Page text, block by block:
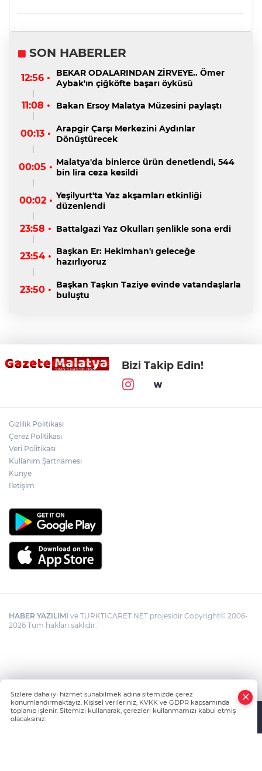
SON HABERLER
12:56 •
BEKAR ODALARINDAN ZİRVEYE.. Ömer
Aybak'ın çiğköfte başarı öyküsü
11:08 • Bakan Ersoy Malatya Müzesini paylaştı
00:13 • Arapgir Çarşı Merkezini Aydınlar
Dönüştürecek
00:05 • Malatya'da binlerce ürün denetlendi, 544
bin lira ceza kesildi
00:02 • Yeşilyurt'ta Yaz akşamları etkinliği
düzenlendi
23:58 • Battalgazi Yaz Okulları şenlikle sona erdi
23:54 • Başkan Er: Hekimhan'ı geleceğe
hazırlıyoruz
23:50 • Başkan Taşkın Taziye evinde vatandaşlarla
buluştu
Bizi Takip Edin!
Gizlilik Politikası
Çerez Politikası
Veri Politikası
Kullanım Şartnamesi
Künye
İletişim
HABER YAZILIMI ve TURKTICARET.NET projesidir Copyright© 2006-
2026 Tüm hakları saklıdır.
Sizlere daha iyi hizmet sunabilmek adına sitemizde çerez
konumlandırmaktayız. Kişisel verileriniz, KVKK ve GDPR kapsamında
toplanıp işlenir. Sitemizi kullanarak, çerezleri kullanmamızı kabul etmiş
olacaksınız.